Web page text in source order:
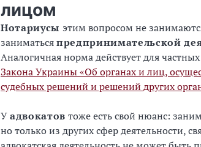
лицом
Нотариусы этим вопросом не
заниматьсяпредпринимательской
Аналогичная норма действует для
Закона Украины «Об органах и лиц,
судебных решений и решений других
Уадвокатов тоже есть свой нюанс:
но только из других сфер деятельности,